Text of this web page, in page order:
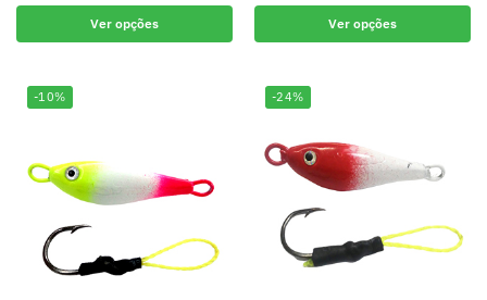
Ver opções Ver opções
-10% -24%